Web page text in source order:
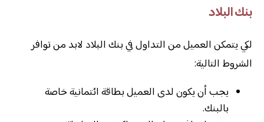
بنك البلاد
لكي يتمكن العميل من التداول في بنك البلاد لابد من توافر
الشروط التالية:
يجب أن يكون لدى العميل بطاقة ائتمانية خاصة
بالبنك.